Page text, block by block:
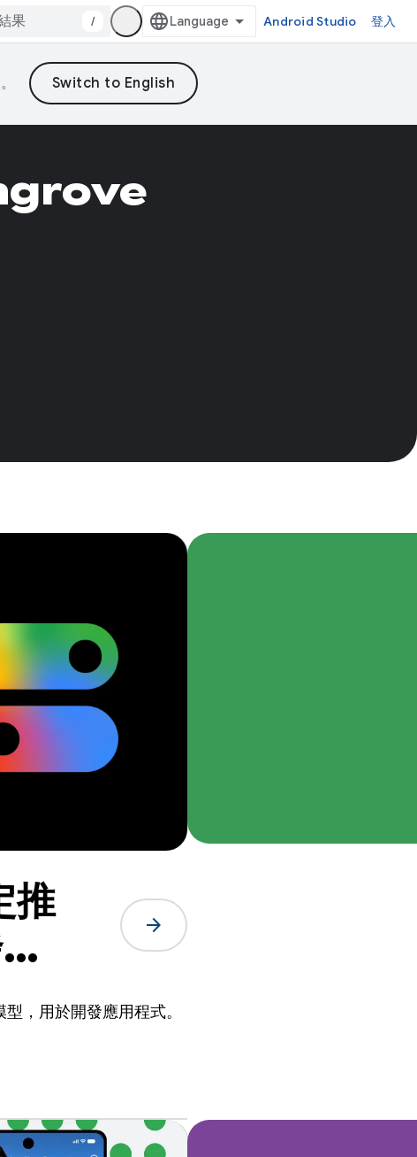
/ Android Studio 登入
推
arrow_forward
，用於開發應用程式。